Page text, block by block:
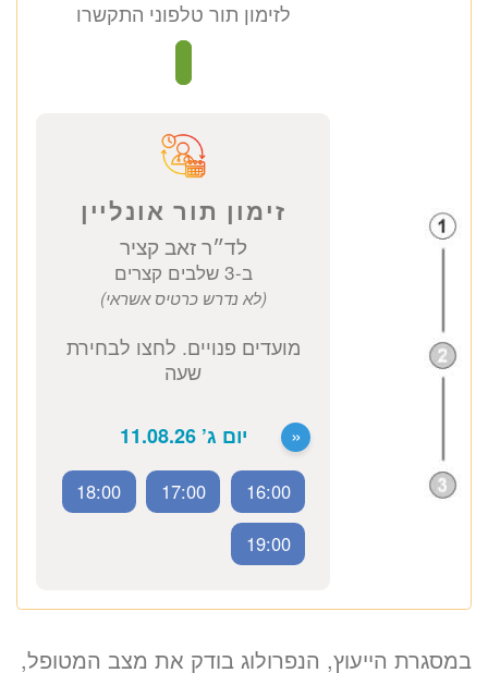
ד״ר זאב קציר
נפרולוג בכיר
ייעוץ נפרולוג
לזימון תור טלפוני התקשרו
זימון תור אונליין
לד״ר זאב קציר
ב-3 שלבים קצרים
שעה
16:00
במסגרת הייעוץ, הנפרולוג בודק את מצב המטופל,